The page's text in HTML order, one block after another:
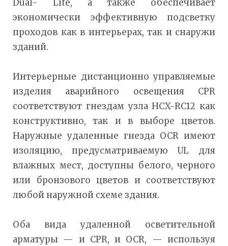
Dual- Lite, а также обеспечивает
экономически эффективную подсветку
проходов как в интерьерах, так и снаружи
зданий.
Интерьерные дистанционно управляемые
изделия аварийного освещения CPR
соответствуют гнездам узла HCX-RC12 как
конструктивно, так и в выборе цветов.
Наружные удаленные гнезда OCR имеют
изоляцию, предусматриваемую UL для
влажных мест, доступны белого, черного
или бронзового цветов и соответствуют
любой наружной схеме здания.
Оба вида удаленной осветительной
арматуры — и CPR, и OCR, — используя